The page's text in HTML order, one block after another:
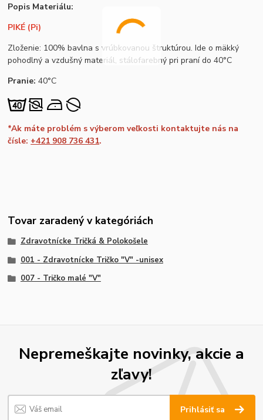
Popis Materiálu:
PIKÉ (Pi)
Zloženie: 100% bavlna s vrúbkovanou štruktúrou. Ide o mäkký
pohodlný a vzdušný materiál, stálofarebný pri praní do 40°C
Pranie:40°C
*Ak máte problém s výberom veľkosti kontaktujte nás na
čísle: +421 908 736 431.
Tovar zaradený v kategóriách
Zdravotnícke Tričká & Polokošele
001 - Zdravotnícke Tričko "V" -unisex
007 - Tričko malé "V"
Nepremeškajte novinky, akcie a
zľavy!
Prihlásiť sa